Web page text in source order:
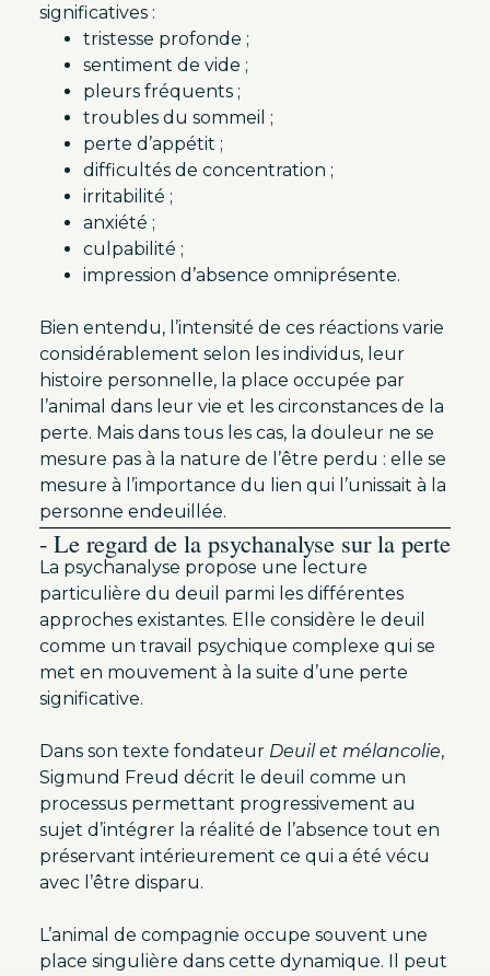
significatives :
tristesse profonde ;
sentiment de vide ;
pleurs fréquents ;
troubles du sommeil ;
perte d’appétit ;
difficultés de concentration ;
irritabilité ;
anxiété ;
culpabilité ;
impression d’absence omniprésente.
Bien entendu, l’intensité de ces réactions varie
considérablement selon les individus, leur
histoire personnelle, la place occupée par
l’animal dans leur vie et les circonstances de la
perte. Mais dans tous les cas, la douleur ne se
mesure pas à la nature de l’être perdu : elle se
mesure à l’importance du lien qui l’unissait à la
personne endeuillée.
- Le regard de la psychanalyse sur la perte
La psychanalyse propose une lecture
particulière du deuil parmi les différentes
approches existantes. Elle considère le deuil
comme un travail psychique complexe qui se
met en mouvement à la suite d’une perte
significative.
Dans son texte fondateur Deuil et mélancolie,
Sigmund Freud décrit le deuil comme un
processus permettant progressivement au
sujet d’intégrer la réalité de l’absence tout en
préservant intérieurement ce qui a été vécu
avec l’être disparu.
L’animal de compagnie occupe souvent une
place singulière dans cette dynamique. Il peut